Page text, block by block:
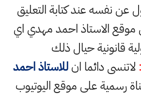
نفسه عند كتابة التعليق
الاستاذ احمد مهدي اي
قانونية حيال ذلك
لاتنسى دائما انللاستاذ احمد
رسمية على موقع اليوتيوب